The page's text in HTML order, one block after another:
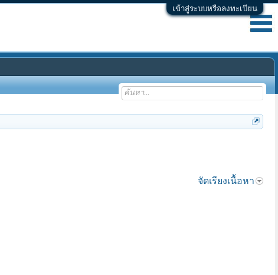
เข้าสู่ระบบหรือลงทะเบียน
จัดเรียงเนื้อหา